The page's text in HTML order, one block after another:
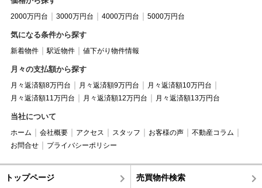
2000万円台 3000万円台 4000万円台 5000万円台
気になる条件から探す
新着物件 駅近物件 値下がり物件情報
月々の支払額から探す
月々返済額8万円台 月々返済額9万円台
月々返済額10万円台
月々返済額11万円台
月々返済額12万円台 月々返済額13万円台
当社について
ホーム 会社概要 アクセス スタッフ お客様の声
不動産コラム
お問合せ
プライバシーポリシー
トップページ 売買物件検索